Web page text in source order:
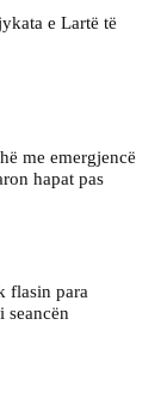
e Lartë të
me emergjencë
hapat pas
flasin para
seancën